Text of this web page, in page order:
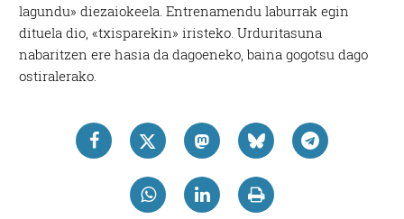
lagundu» diezaiokeela. Entrenamendu laburrak egin
dituela dio, «txisparekin» iristeko. Urduritasuna
nabaritzen ere hasia da dagoeneko, baina gogotsu dago
ostiralerako.